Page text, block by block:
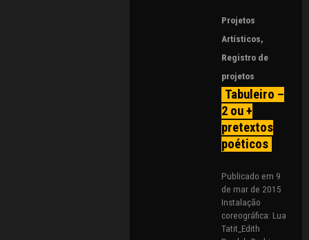
Projetos
Artísticos,
Registro de
projetos
Tabuleiro –
2 ou +
pretextos
poéticos
Publicado em 9
de mar de 2015
Instalação
coreográfica: Lua
Tatit_Edith